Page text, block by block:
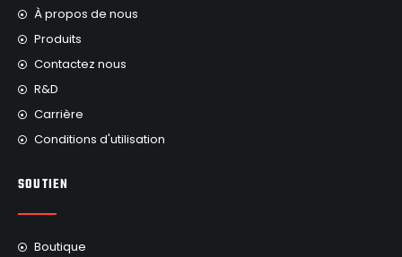
À propos de nous
Produits
Contactez nous
R&D
Carrière
Conditions d'utilisation
SOUTIEN
Boutique